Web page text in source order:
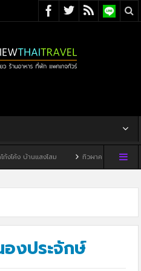
สม ทิวผาคาเฟ่ บ้านพิพิธภัณฑ์ไ
งประจักษ์